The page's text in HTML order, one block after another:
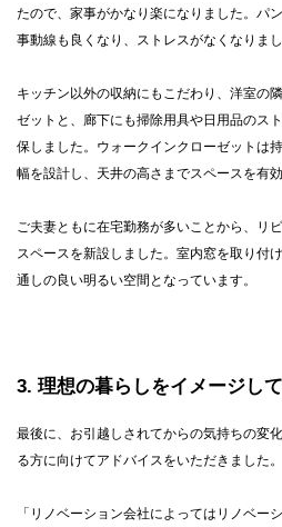
たので、家事がかなり楽になりました。パ
事動線も良くなり、ストレスがなくなりまし
キッチン以外の収納にもこだわり、洋室の
ゼットと、廊下にも掃除用具や日用品のス
保しました。ウォークインクローゼットは
幅を設計し、天井の高さまでスペースを有
ご夫妻ともに在宅勤務が多いことから、リ
スペースを新設しました。室内窓を取り付
通しの良い明るい空間となっています。
3 理想の暮らしをイメージして
最後に、お引越しされてからの気持ちの変
る方に向けてアドバイスをいただきました。
「リノベーション会社によってはリノベー